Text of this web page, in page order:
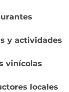
y actividades
vinícolas
locales